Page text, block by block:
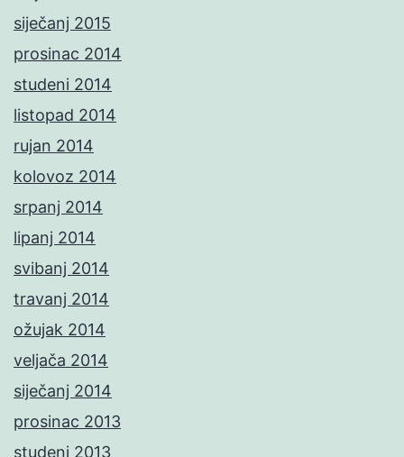
siječanj 2015
prosinac 2014
studeni 2014
listopad 2014
rujan 2014
kolovoz 2014
srpanj 2014
lipanj 2014
svibanj 2014
travanj 2014
ožujak 2014
veljača 2014
siječanj 2014
prosinac 2013
studeni 2013